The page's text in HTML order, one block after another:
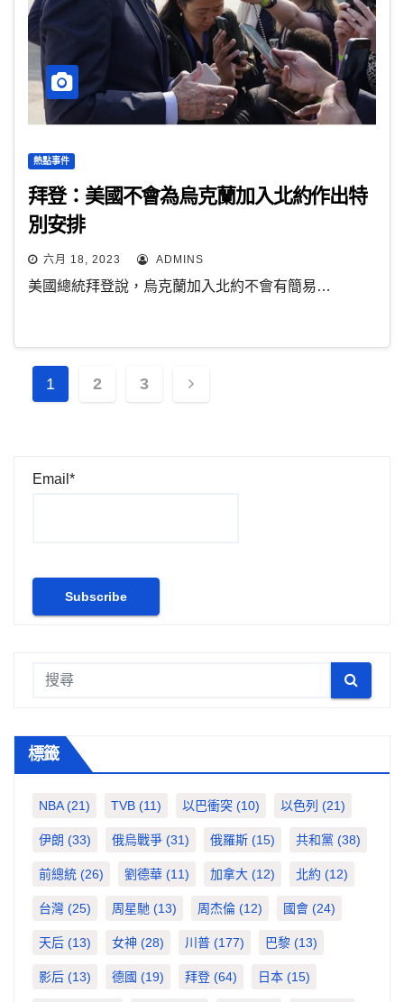
熱點事件
拜登：美國不會為烏克蘭加入北約作出特
別安排
六月 18, 2023 ADMINS
美國總統拜登說，烏克蘭加入北約不會有簡易…
文
頁
1 2 3
Email*
標籤
NBA(21) TVB (11) 以巴衝突 (10) 以色列 (21)
伊朗 (33) 俄烏戰爭 (31) 俄羅斯 (15) 共和黨 (38)
前總統 (26) 劉德華 (11) 加拿大 (12) 北約 (12)
台灣 (25) 周星馳 (13) 周杰倫 (12) 國會 (24)
天后 (13) 女神 (28) 川普 (177) 巴黎 (13)
影后 (13) 德國 (19) 拜登 (64) 日本 (15)